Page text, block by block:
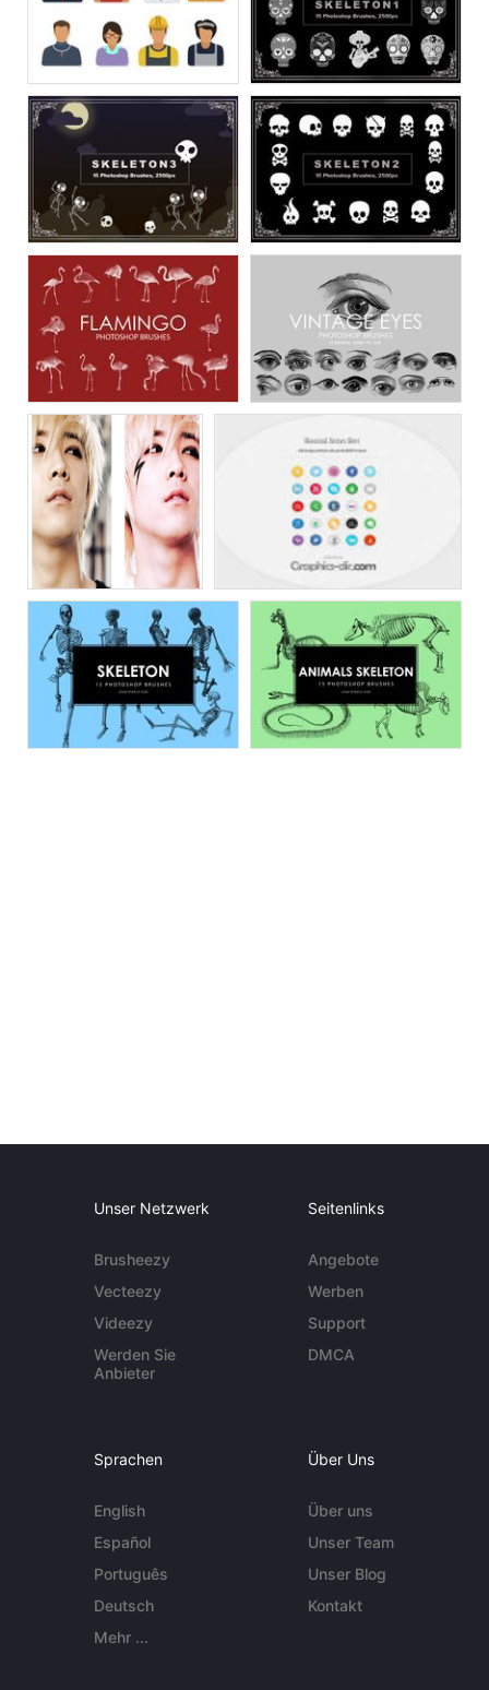
Unser Netzwerk
Brusheezy
Vecteezy
Videezy
Werden Sie
Anbieter
Seitenlinks
Angebote
Werben
Support
DMCA
Sprachen
English
Español
Português
Deutsch
Mehr ...
Über Uns
Über uns
Unser Team
Unser Blog
Kontakt